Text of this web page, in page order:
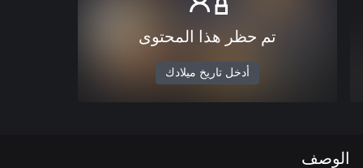
تم حظر هذا المحتوى
أدخل تاريخ ميلادك
الوصف